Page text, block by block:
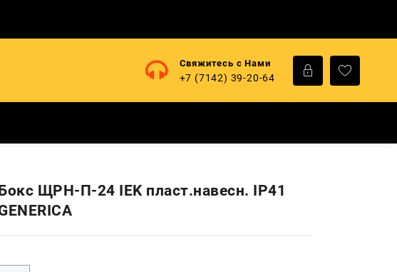
Свяжитесь с Нами
+7 (7142) 39-20-64
ЩРН-П-24 IEK пласт.навесн. IP41